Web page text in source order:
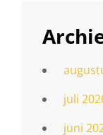
juli
juni